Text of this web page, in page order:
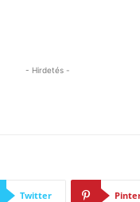
- Hirdetés -
Twitter